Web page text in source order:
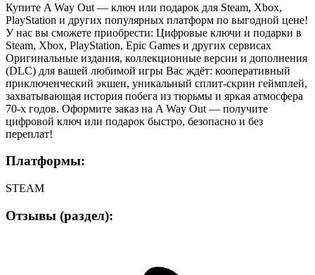
Купите A Way Out — ключ или подарок для Steam, Xbox,
PlayStation и других популярных платформ по выгодной цене!
У нас вы сможете приобрести: Цифровые ключи и подарки в
Steam, Xbox, PlayStation, Epic Games и других сервисах
Оригинальные издания, коллекционные версии и дополнения
(DLC) для вашей любимой игры Вас ждёт: кооперативный
приключенческий экшен, уникальный сплит-скрин геймплей,
захватывающая история побега из тюрьмы и яркая атмосфера
70-х годов. Оформите заказ на A Way Out — получите
цифровой ключ или подарок быстро, безопасно и без
переплат!
Платформы:
STEAM
Отзывы (раздел):